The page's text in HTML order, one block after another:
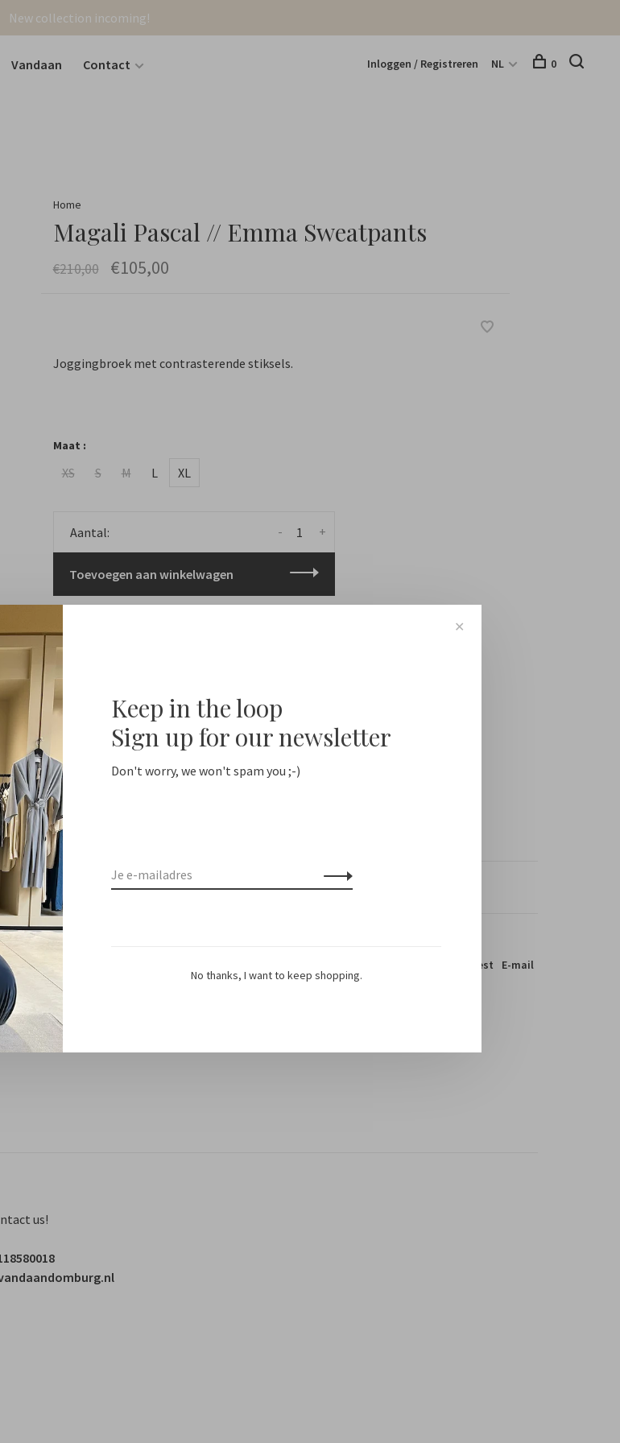
New collection incoming!
Vandaan Contact Inloggen / Registreren NL 0
Home
Magali Pascal // Emma Sweatpants
€210,00 €105,00
Joggingbroek met contrasterende stiksels.
Maat :
XS S M L XL
Aantal: +
-
Toevoegen aan winkelwagen
€200 Delivery time NL 1-2 days / EU 1-3 days
Pinterest E-mail
us!
✕
Keep in the loop
Sign up for our newsletter
Don't worry, we won't spam you ;-)
No thanks, I want to keep shopping.